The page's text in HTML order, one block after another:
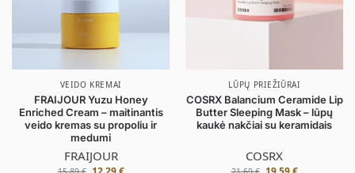
VEIDO KREMAI
FRAIJOUR Yuzu Honey
Enriched Cream – maitinantis
veido kremas su propoliu ir
medumi
FRAIJOUR
LŪPŲ PRIEŽIŪRAI
COSRX Balancium Ceramide Lip
Butter Sleeping Mask – lūpų
kaukė nakčiai su keramidais
COSRX